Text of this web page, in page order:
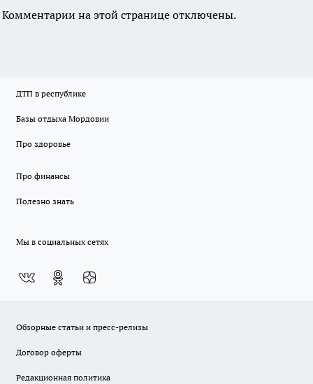
Комментарии на этой странице отключены.
ДТП в республике
Базы отдыха Мордовии
Про здоровье
Про финансы
Полезно знать
Мы в социальных сетях
Обзорные статьи и пресс-релизы
Договор оферты
Редакционная политика